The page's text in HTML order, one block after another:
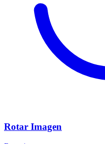
Rotar Imagen